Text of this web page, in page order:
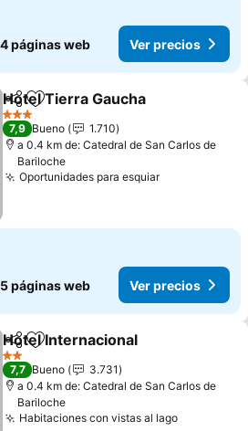
4 páginas web Ver precios
CompartirAñadir a favoritos
Hotel Tierra Gaucha
3 Estrellas
7,9 Bueno
1.710
a 0.4 km de: Catedral de San Carlos de
Bariloche
Oportunidades para esquiarVer precios
5 páginas web Ver precios
CompartirAñadir a favoritos
Hotel Internacional
2 Estrellas
7,7 Bueno
3.731
a 0.4 km de: Catedral de San Carlos de
Bariloche
Habitaciones con vistas al lagoVer